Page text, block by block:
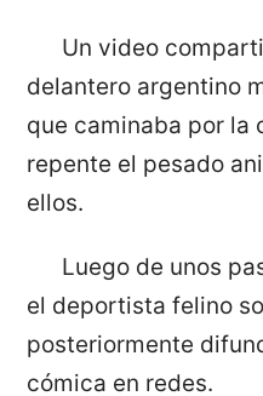
Un video
delantero argentino
que caminaba por la
repente el pesado
ellos.
Luego de unos
el deportista felino
posteriormente
cómica en redes.